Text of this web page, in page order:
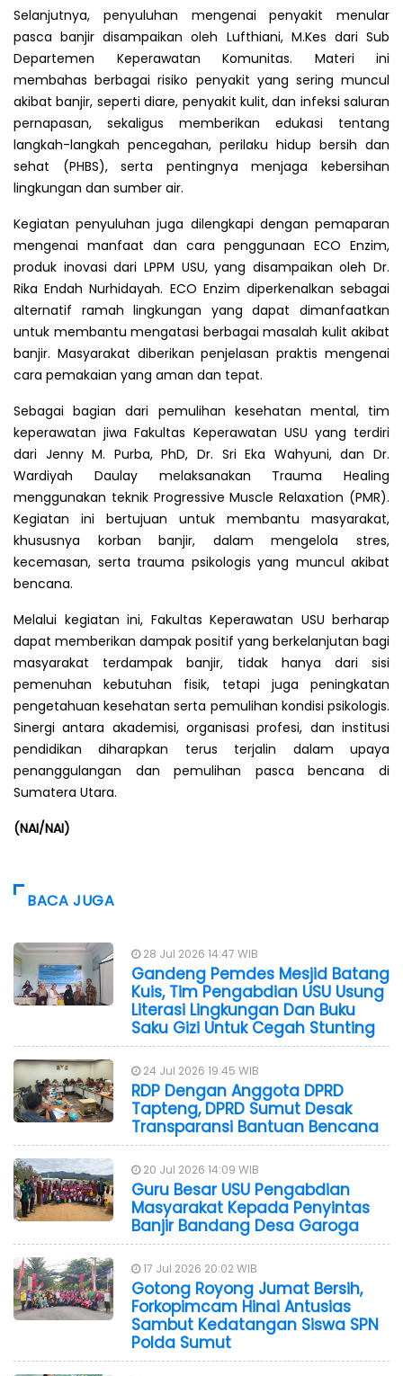
Selanjutnya, penyuluhan mengenai penyakit menular
pasca banjir disampaikan oleh Lufthiani, M.Kes dari Sub
Departemen Keperawatan Komunitas. Materi ini
membahas berbagai risiko penyakit yang sering muncul
akibat banjir, seperti diare, penyakit kulit, dan infeksi saluran
pernapasan, sekaligus memberikan edukasi tentang
langkah-langkah pencegahan, perilaku hidup bersih dan
sehat (PHBS), serta pentingnya menjaga kebersihan
lingkungan dan sumber air.
Kegiatan penyuluhan juga dilengkapi dengan pemaparan
mengenai manfaat dan cara penggunaan ECO Enzim,
produk inovasi dari LPPM USU, yang disampaikan oleh Dr.
Rika Endah Nurhidayah. ECO Enzim diperkenalkan sebagai
alternatif ramah lingkungan yang dapat dimanfaatkan
untuk membantu mengatasi berbagai masalah kulit akibat
banjir. Masyarakat diberikan penjelasan praktis mengenai
cara pemakaian yang aman dan tepat.
Sebagai bagian dari pemulihan kesehatan mental, tim
keperawatan jiwa Fakultas Keperawatan USU yang terdiri
dari Jenny M. Purba, PhD, Dr. Sri Eka Wahyuni, dan Dr.
Wardiyah Daulay melaksanakan Trauma Healing
menggunakan teknik Progressive Muscle Relaxation (PMR).
Kegiatan ini bertujuan untuk membantu masyarakat,
khususnya korban banjir, dalam mengelola stres,
kecemasan, serta trauma psikologis yang muncul akibat
bencana.
Melalui kegiatan ini, Fakultas Keperawatan USU berharap
dapat memberikan dampak positif yang berkelanjutan bagi
masyarakat terdampak banjir, tidak hanya dari sisi
pemenuhan kebutuhan fisik, tetapi juga peningkatan
pengetahuan kesehatan serta pemulihan kondisi psikologis.
Sinergi antara akademisi, organisasi profesi, dan institusi
pendidikan diharapkan terus terjalin dalam upaya
penanggulangan dan pemulihan pasca bencana di
Sumatera Utara.
(NAI/NAI)
BACA JUGA
28 Jul 2026 14:47 WIB
Gandeng Pemdes Mesjid Batang
Kuis, Tim Pengabdian USU Usung
Literasi Lingkungan Dan Buku
Saku Gizi Untuk Cegah Stunting
24 Jul 2026 19:45 WIB
RDP Dengan Anggota DPRD
Tapteng, DPRD Sumut Desak
Transparansi Bantuan Bencana
20 Jul 2026 14:09 WIB
Guru Besar USU Pengabdian
Masyarakat Kepada Penyintas
Banjir Bandang Desa Garoga
17 Jul 2026 20:02 WIB
Gotong Royong Jumat Bersih,
Forkopimcam Hinai Antusias
Sambut Kedatangan Siswa SPN
Polda Sumut